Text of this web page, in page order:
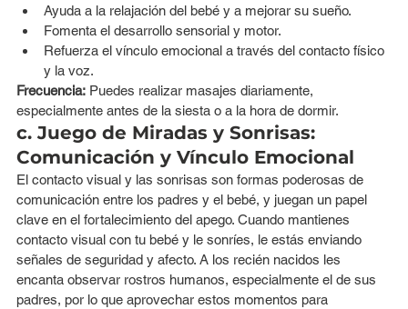
Ayuda a la relajación del bebé y a mejorar su sueño.
Fomenta el desarrollo sensorial y motor.
Refuerza el vínculo emocional a través del contacto físico
y la voz.
Frecuencia: Puedes realizar masajes diariamente,
especialmente antes de la siesta o a la hora de dormir.
c. Juego de Miradas y Sonrisas:
Comunicación y Vínculo Emocional
El contacto visual y las sonrisas son formas poderosas de
comunicación entre los padres y el bebé, y juegan un papel
clave en el fortalecimiento del apego. Cuando mantienes
contacto visual con tu bebé y le sonríes, le estás enviando
señales de seguridad y afecto. A los recién nacidos les
encanta observar rostros humanos, especialmente el de sus
padres, por lo que aprovechar estos momentos para